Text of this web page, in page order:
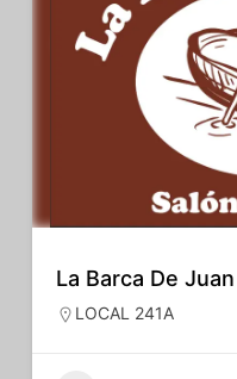
La Barca De Juan
LOCAL 241A